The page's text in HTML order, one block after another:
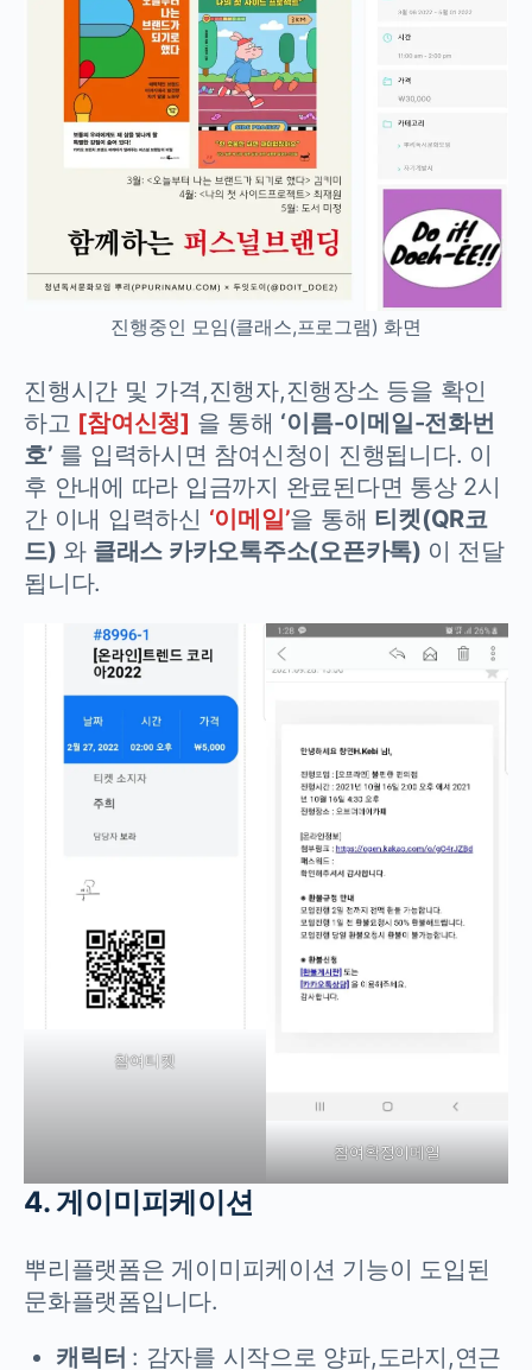
진행중인 모임(클래스,프로그램) 화면
진행시간 및 가격,진행자,진행장소 등을 확인
하고 [참여신청] 을 통해 ‘이름-이메일-전화번
호’ 를 입력하시면 참여신청이 진행됩니다. 이
후 안내에 따라 입금까지 완료된다면 통상 2시
간 이내 입력하신 ‘이메일’을 통해 티켓(QR코
드) 와 클래스 카카오톡주소(오픈카톡) 이 전달
됩니다.
참여티켓
참여확정이메일
4. 게이미피케이션
뿌리플랫폼은 게이미피케이션 기능이 도입된
문화플랫폼입니다.
캐릭터 : 감자를 시작으로 양파,도라지,연근